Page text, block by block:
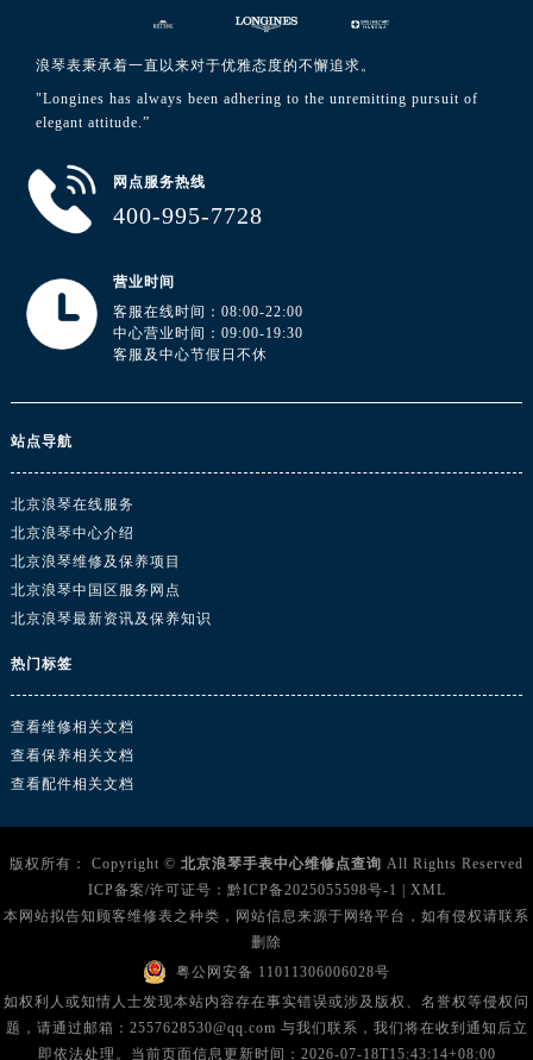
浪琴表秉承着一直以来对于优雅态度的不懈追求。
"Longines has always been adhering to the unremitting pursuit of
elegant attitude.”
网点服务热线
400-995-7728
营业时间
客服在线时间：08:00-22:00
中心营业时间：09:00-19:30
客服及中心节假日不休
站点导航
北京浪琴在线服务
北京浪琴中心介绍
北京浪琴维修及保养项目
北京浪琴中国区服务网点
北京浪琴最新资讯及保养知识
热门标签
查看维修相关文档
查看保养相关文档
查看配件相关文档
版权所有： Copyright © 北京浪琴手表中心维修点查询 All Rights Reserved
ICP备案/许可证号： 黔ICP备2025055598号-1
XML
本网站拟告知顾客维修表之种类，网站信息来源于网络平台，如有侵权请联系
删除
粤公网安备 11011306006028号
如权利人或知情人士发现本站内容存在事实错误或涉及版权、名誉权等侵权问
题，请通过邮箱：2557628530@qq.com 与我们联系，我们将在收到通知后立
即依法处理。当前页面信息更新时间：2026-07-18T15:43:14+08:00